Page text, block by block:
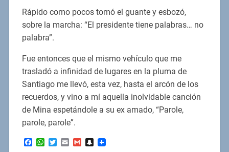
Rápido como pocos tomó el guante y esbozó,
sobre la marcha: “El presidente tiene palabras… no
palabra”.
Fue entonces que el mismo vehículo que me
trasladó a infinidad de lugares en la pluma de
Santiago me llevó, esta vez, hasta el arcón de los
recuerdos, y vino a mí aquella inolvidable canción
de Mina espetándole a su ex amado, “Parole,
parole, parole”.
Facebook
WhatsApp
Twitter
EmailGmailSnapchat